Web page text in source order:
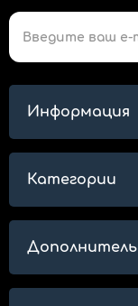
Информация
Категории